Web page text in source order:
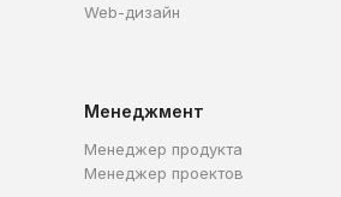
Web-дизайн
Менеджмент
Менеджер продукта
Менеджер проектов